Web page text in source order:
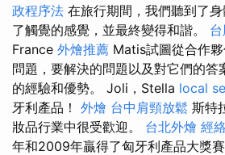
政程序法 在旅行期間，我們聽到了
了觸覺的感覺，並最終變得和諧。
France 外燴推薦 Matis試圖從合作
問題，要解決的問題以及對它們的答
的經驗和優勢。 Joli，Stella local
牙利產品！ 外燴 台中肩頸放鬆 斯特
妝品行業中很受歡迎。 台北外燴 經
年和2009年贏得了匈牙利產品大獎